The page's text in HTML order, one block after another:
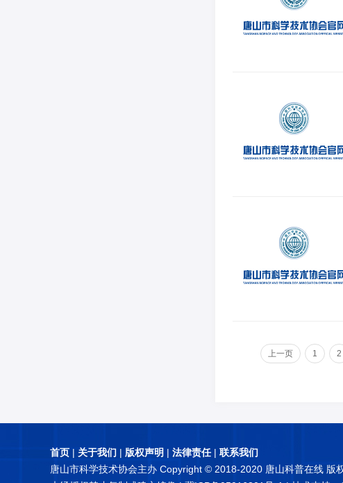
上一页 1 2
首页 | 关于我们 | 版权声明 | 法律责任| 联系我们
唐山市科学技术协会主办 Copyright © 2018-2020 唐山科普在线 版